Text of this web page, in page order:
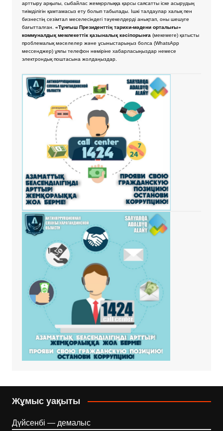
арттыру арқылы, сыбайлас жемқорлыққа қарсы саясатты іске асырудың
тиімділігін қамтамасыз ету болып табылады. Ішкі талдаулар халық пен
бизнестің сезімтал меселесіндегі тәуекелдерді анықтап, оны шешуге
бағытталған. «Тұнғыш Президенттің тарихи-мәдени орталығы»
коммуналдық мемлекеттік қазыналық кәсіпорынға (мекемеге) қатысты
проблемалық мәселелер және ұсыныстарыңыз болса (WhatsApp
мессенджер) ұялы телефон нөміріне хабарласыңыздар немесе
электрондық поштасына жолдаңыздар.
Жұмыс уақыты
Дүйсенбі — демалыс